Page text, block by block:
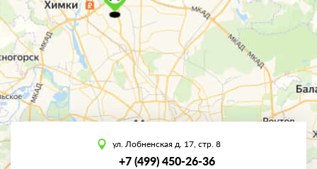
ул. Лобненская д. 17, стр. 8
+7 (499) 450-26-36